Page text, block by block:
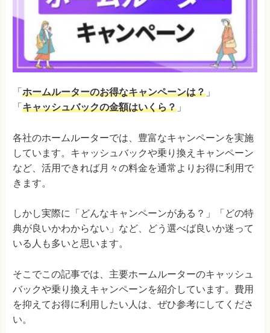
「 ホームルーターのお得なキャンペーンは？ 」
「 キャッシュバックの金額はいくら？ 」
各社のホームルーターでは、豊富なキャンペーンを実施
しています。キャッシュバックや乗り換えキャンペーン
など、活用できれば月々の料金を通常よりお得に利用で
きます。
しかし実際に「どんなキャンペーンがある？」「どの特
典が良いかわからない」など、どう選べば良いか迷って
いる人も多いと思います。
そこでこの記事では、主要ホームルーターのキャッシュ
バックや乗り換えキャンペーンを紹介しています。費用
を抑えてお得に利用したい人は、ぜひ参考にしてくださ
い。